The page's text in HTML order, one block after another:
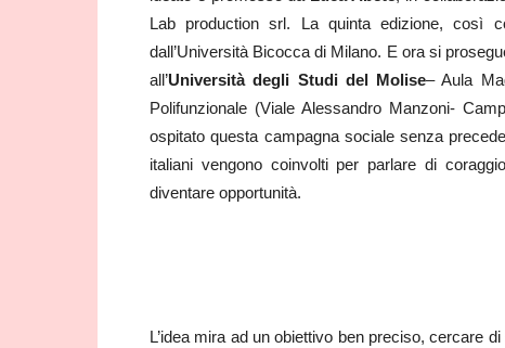
Lab production srl. La quinta edizione, così
dall’Università Bicocca di Milano. E ora si
all’Università degli Studi del Molise– Aula
Polifunzionale (Viale Alessandro Manzoni-
ospitato questa campagna sociale senza
italiani vengono coinvolti per parlare di
diventare opportunità.
L’idea mira ad un obiettivo ben preciso, cercare